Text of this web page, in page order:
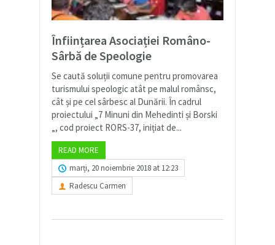
Înființarea Asociației Româno-
Sârbă de Speologie
Se caută soluții comune pentru promovarea
turismului speologic atât pe malul românsc,
cât și pe cel sârbesc al Dunării. În cadrul
proiectului „7 Minuni din Mehedinti și Borski
„, cod proiect RORS-37, inițiat de...
READ MORE
marți, 20 noiembrie 2018 at 12:23
Radescu Carmen